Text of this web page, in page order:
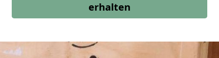
erhalten